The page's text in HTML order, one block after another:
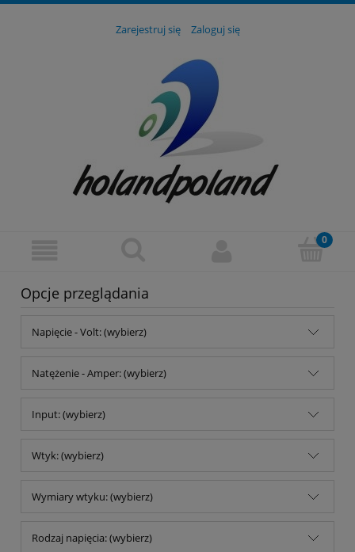
Zarejestruj się Zaloguj się
Opcje przeglądania
Napięcie - Volt: (wybierz)
Natężenie - Amper: (wybierz)
Input: (wybierz)
Wtyk: (wybierz)
Wymiary wtyku: (wybierz)
Rodzaj napięcia: (wybierz)